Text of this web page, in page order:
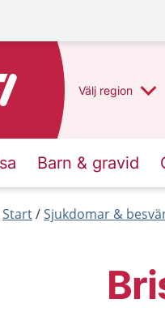
för 1177 Välj region
Barn & gravid
Start Sjukdomar &